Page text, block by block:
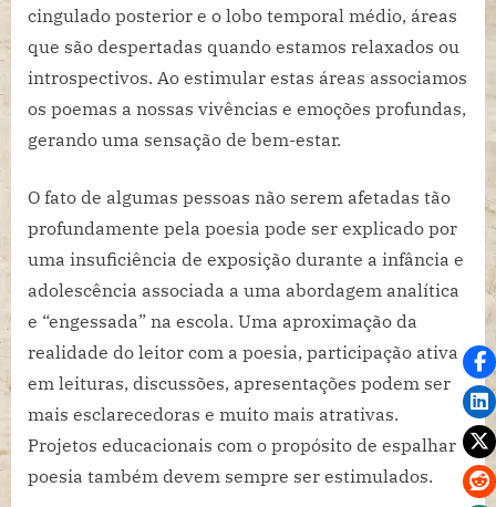
cingulado posterior e o lobo temporal médio, áreas
que são despertadas quando estamos relaxados ou
introspectivos. Ao estimular estas áreas associamos
os poemas a nossas vivências e emoções profundas,
gerando uma sensação de bem-estar.
O fato de algumas pessoas não serem afetadas tão
profundamente pela poesia pode ser explicado por
uma insuficiência de exposição durante a infância e
adolescência associada a uma abordagem analítica
e “engessada” na escola. Uma aproximação da
realidade do leitor com a poesia, participação ativa
em leituras, discussões, apresentações podem ser
mais esclarecedoras e muito mais atrativas.
Projetos educacionais com o propósito de espalhar
poesia também devem sempre ser estimulados.